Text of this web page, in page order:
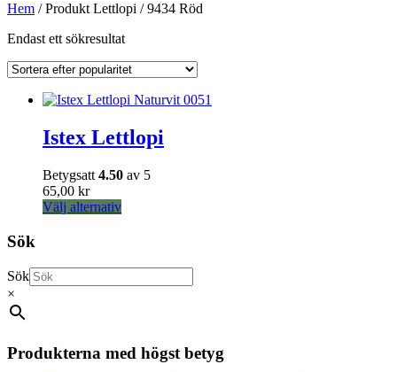
Hem / Produkt Lettlopi / 9434 Röd
Endast ett sökresultat
Istex Lettlopi
Betygsatt 4.50 av 5
65,00 kr
Välj alternativDen
flera
varianter.
kan
Sök
Sök
×
Produkterna med högst betyg